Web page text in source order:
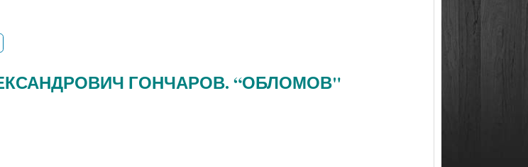
ГОНЧАРОВ. “ОБЛОМОВ"